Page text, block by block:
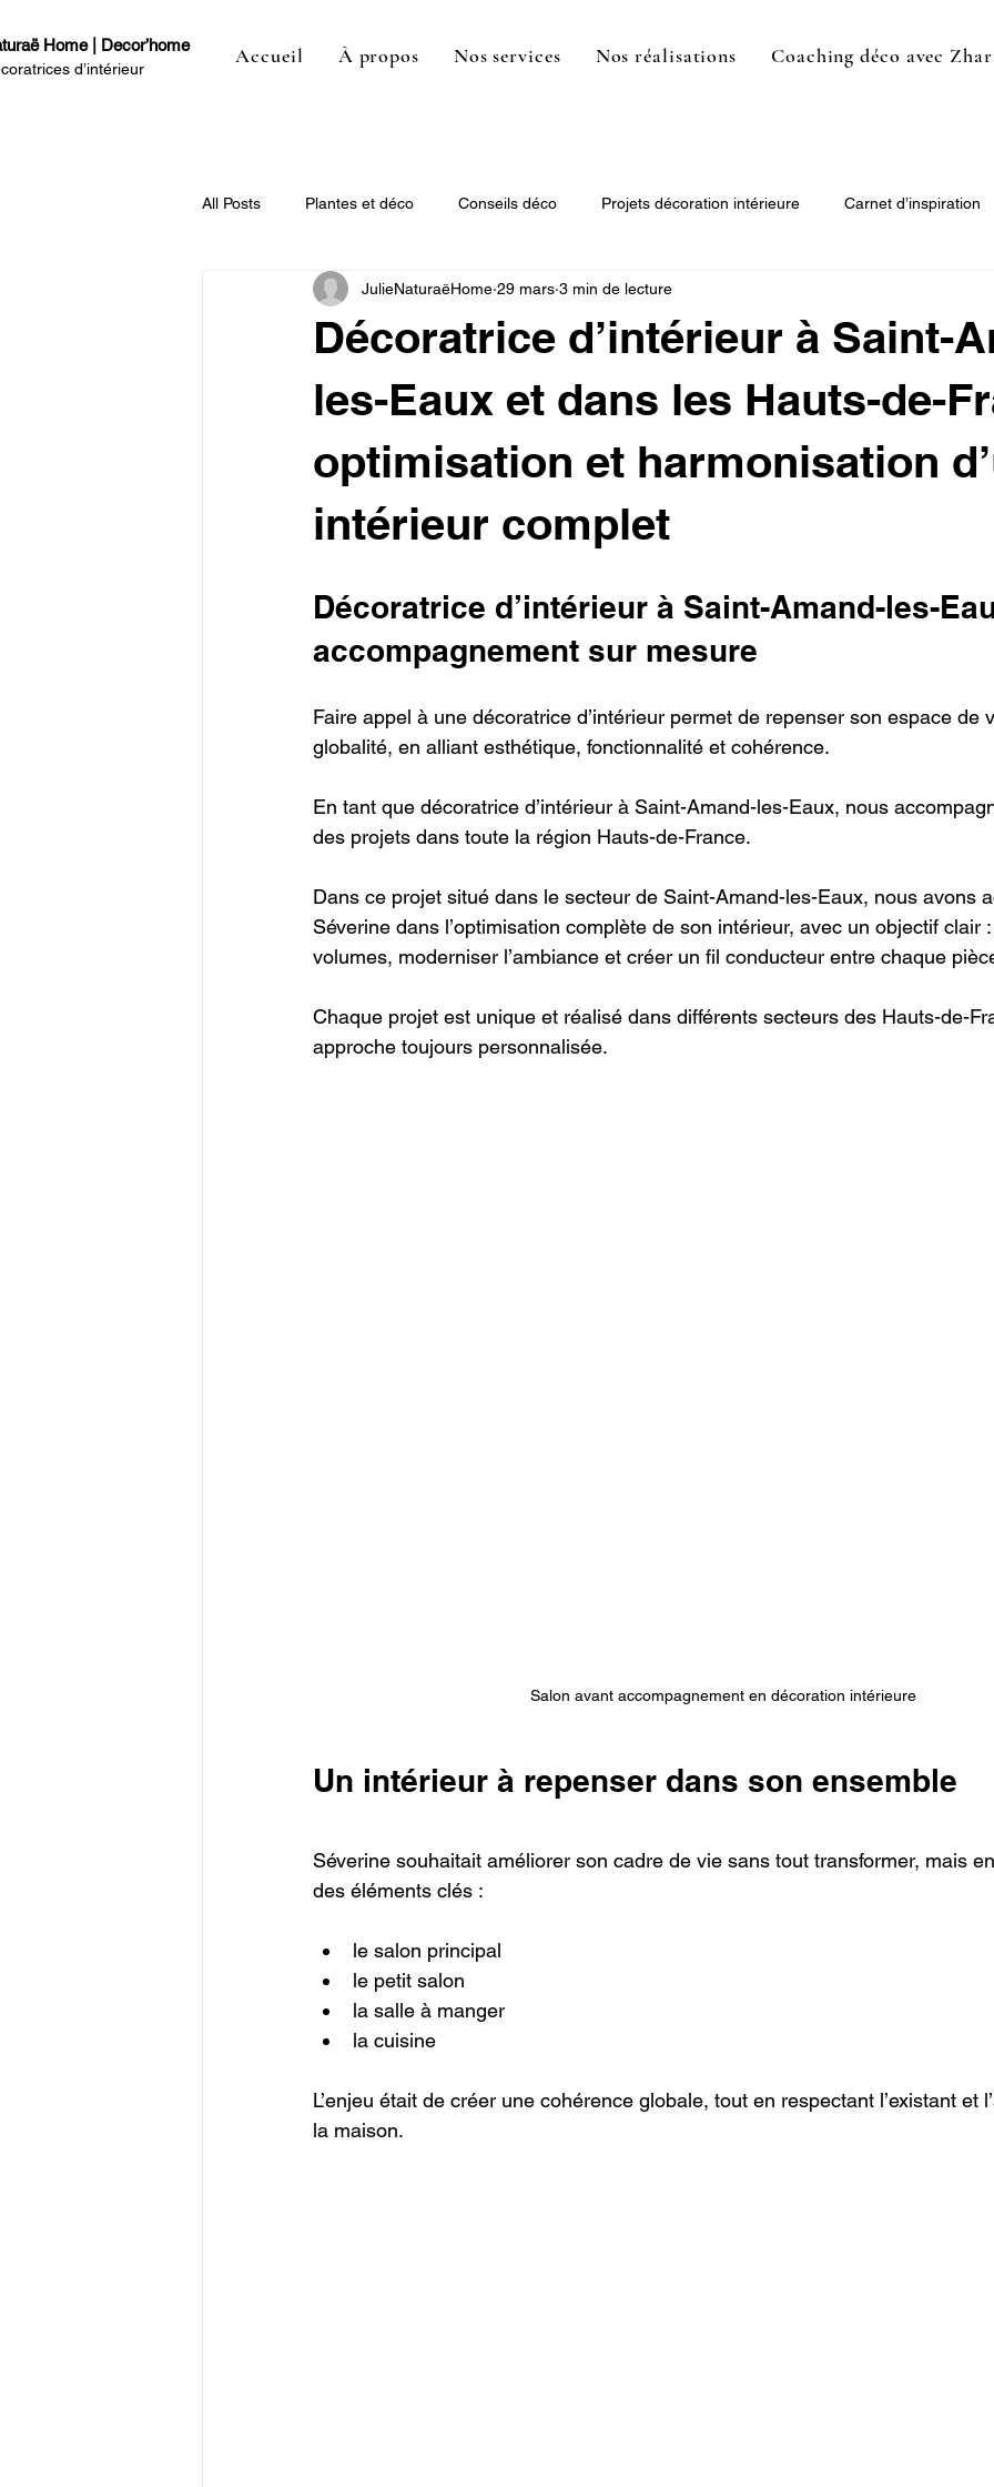
Home | Decor’home
d’intérieur
Accueil À propos Nos services Nos réalisations Coaching déco avec
All Posts Plantes et déco Conseils déco Projets décoration intérieure Carnet d’inspiration
Décoratrice d’intérieur à Saint-
les-Eaux et dans les Hauts-de-
optimisation et harmonisation
intérieur complet
JulieNaturaëHome 29 mars 3 min de lecture
Décoratrice d’intérieur à Saint-Amand-les-
accompagnement sur mesure
Faire appel à une décoratrice d’intérieur permet de repenser son espace de
globalité, en alliant esthétique, fonctionnalité et cohérence.
En tant que décoratrice d’intérieur à Saint-Amand-les-Eaux, nous
des projets dans toute la région Hauts-de-France.
Dans ce projet situé dans le secteur de Saint-Amand-les-Eaux, nous avons
Séverine dans l’optimisation complète de son intérieur, avec un objectif clair
volumes, moderniser l’ambiance et créer un fil conducteur entre chaque
Chaque projet est unique et réalisé dans différents secteurs des Hauts-de-
approche toujours personnalisée.
Salon avant accompagnement en décoration intérieure
Un intérieur à repenser dans son ensemble
Séverine souhaitait améliorer son cadre de vie sans tout transformer, mais
des éléments clés :
le salon principal
le petit salon
la salle à manger
la cuisine
L’enjeu était de créer une cohérence globale, tout en respectant l’existant et
la maison.